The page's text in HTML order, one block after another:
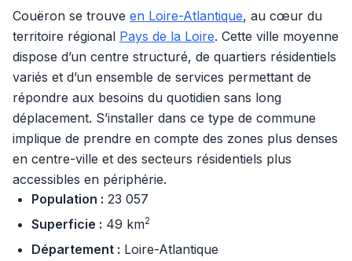
Couëron se trouve en Loire-Atlantique, au cœur du
territoire régional Pays de la Loire. Cette ville moyenne
dispose d’un centre structuré, de quartiers résidentiels
variés et d’un ensemble de services permettant de
répondre aux besoins du quotidien sans long
déplacement. S’installer dans ce type de commune
implique de prendre en compte des zones plus denses
en centre-ville et des secteurs résidentiels plus
accessibles en périphérie.
Population : 23 057
Superficie : 49 km2
Département : Loire-Atlantique